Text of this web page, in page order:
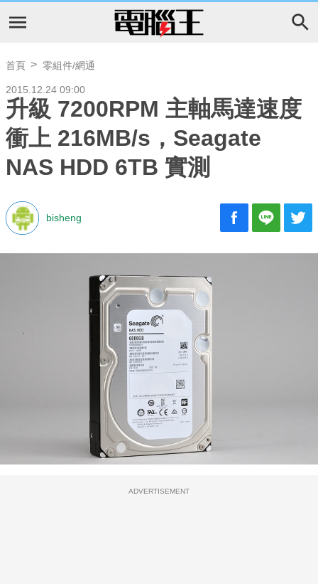
首頁 零組件/網通
2015.12.24 09:00
升級 7200RPM 主軸馬達速度
衝上 216MB/s，Seagate
NAS HDD 6TB 實測
bisheng
ADVERTISEMENT